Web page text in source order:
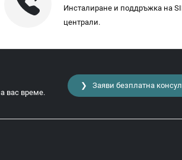
Инсталиране и поддръжка на
централи.
вас време.
❯ Заяви безплатна